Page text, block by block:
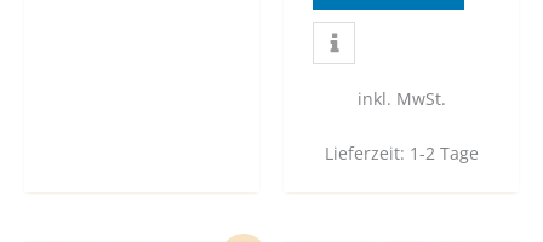
inkl. MwSt.
Lieferzeit: 1-2 Tage